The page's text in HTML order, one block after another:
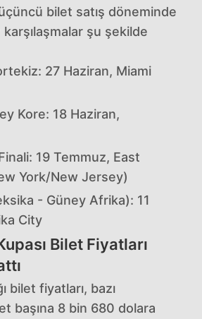
bilet satış döneminde
şu şekilde
27 Haziran, Miami
Kore: 18 Haziran,
19 Temmuz, East
York/New Jersey)
- Güney Afrika): 11
City
Bilet Fiyatları
bilet fiyatları, bazı
başına 8 bin 680 dolara